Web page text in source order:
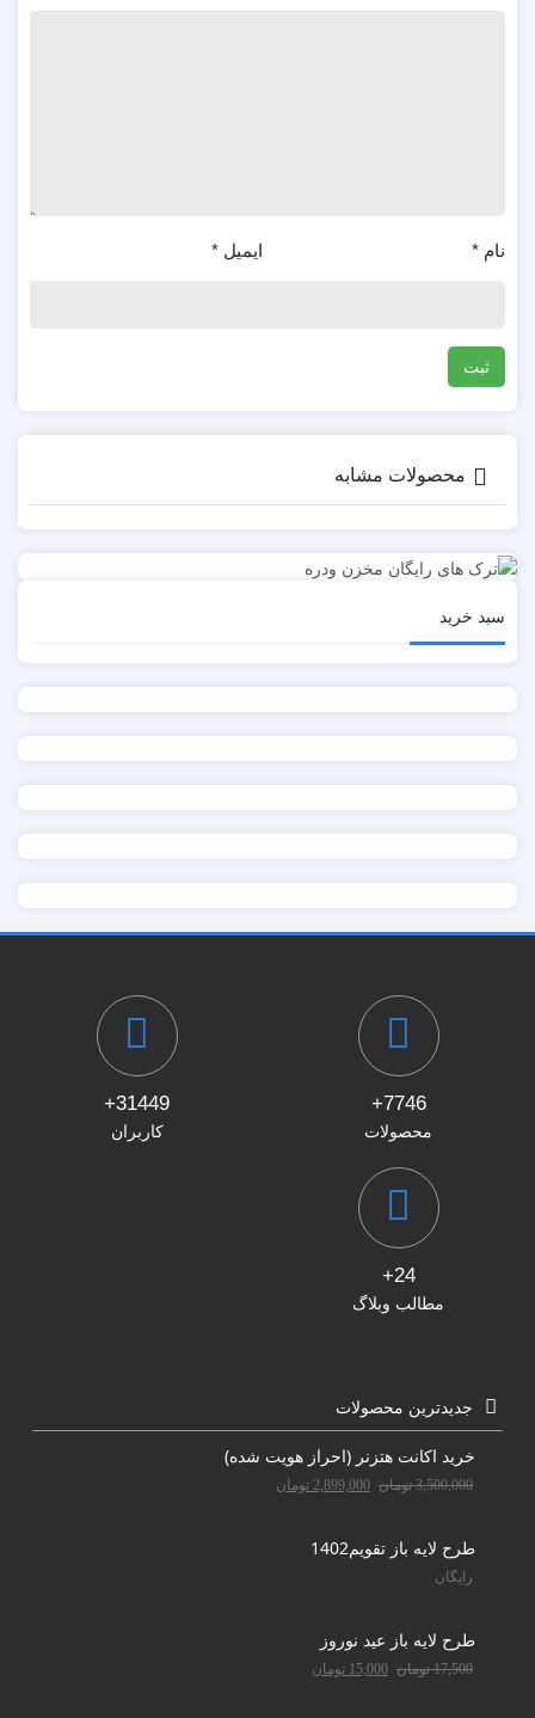
نام * ایمیل *
محصولات مشابه
سبد خرید
7746+
محصولات
31449+
کاربران
24+
مطالب وبلاگ
جدیدترین محصولات
خرید اکانت هتزنر (احراز هویت شده)
3,500,000 تومان 2,899,000 تومان
طرح لایه باز تقویم1402
رایگان
طرح لایه باز عید نوروز
17,500 تومان 15,000 تومان